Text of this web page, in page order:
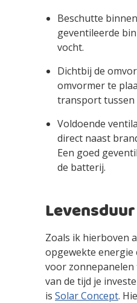
Beschutte
geventileerde
vocht.
Dichtbij de
omvormer te
transport tussen
Voldoende
direct naast
Een goed
de batterij.
Zoals ik hierboven
opgewekte energie
voor zonnepanelen
van de tijd je
is Solar Concept.